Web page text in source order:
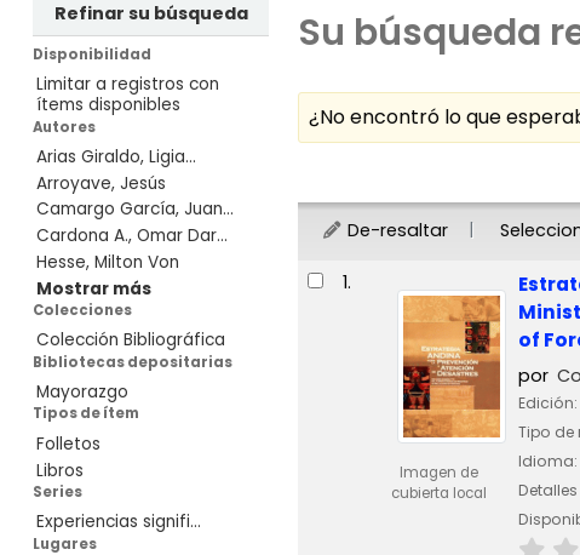
Refinar su búsqueda
Disponibilidad
Limitar a registros con
ítems disponibles
Autores
Arias Giraldo, Ligia...
Arroyave, Jesús
Camargo García, Juan...
Cardona A., Omar Dar...
Hesse, Milton Von
Mostrar más
Colecciones
Colección Bibliográfica
Bibliotecas depositarias
Mayorazgo
Tipos de ítem
Folletos
Libros
Series
Experiencias signifi...
Lugares
Su búsqueda
¿No encontró lo que
De-resaltar
Resultados
1.
Imagen de
cubierta local
of
por
Edición:
Tipo de
Idioma: